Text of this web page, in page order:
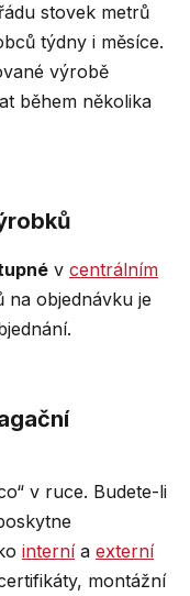
stovek metrů
týdny i měsíce.
výrobě
během několika
v centrálním
na objednávku je
v ruce. Budete-li
internía externí
montážní